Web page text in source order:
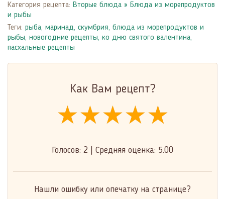
Категория рецепта: Вторые блюда » Блюда из морепродуктов
и рыбы
Теги: рыба, маринад, скумбрия, блюда из морепродуктов и
рыбы, новогодние рецепты, ко дню святого валентина,
пасхальные рецепты
Как Вам рецепт?
★★★★★
★★★★★
★★★★★
Голосов: 2 Средняя оценка: 5.00
Нашли ошибку или опечатку на странице?